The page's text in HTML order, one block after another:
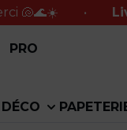
• Livraison
PRO
DÉCO